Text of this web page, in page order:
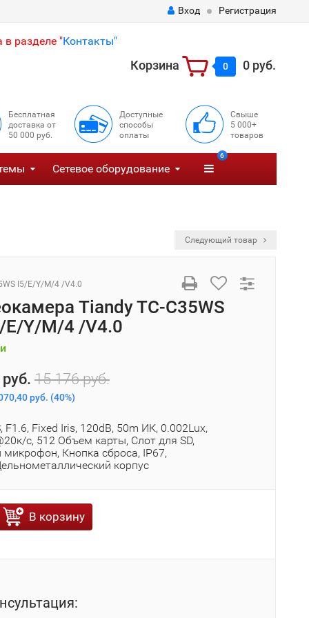
Вход Регистрация
разделе "Контакты"
Корзина 0 0 руб.
Бесплатная
доставка от
50 000 руб.
Доступные
способы
оплаты
Свыше
5 000+
товаров
Сетевое оборудование
6
Следующий товар
I5/E/Y/M/4 /V4.0
Tiandy TC-C35WS
E/Y/M/4 /V4.0
15 176 руб.
руб. (40%)
F1.6, Fixed Iris, 120dB, 50m ИК, 0.002Lux,
с, 512 Объем карты, Слот для SD,
микрофон, Кнопка сброса, IP67,
корпус
В корзину